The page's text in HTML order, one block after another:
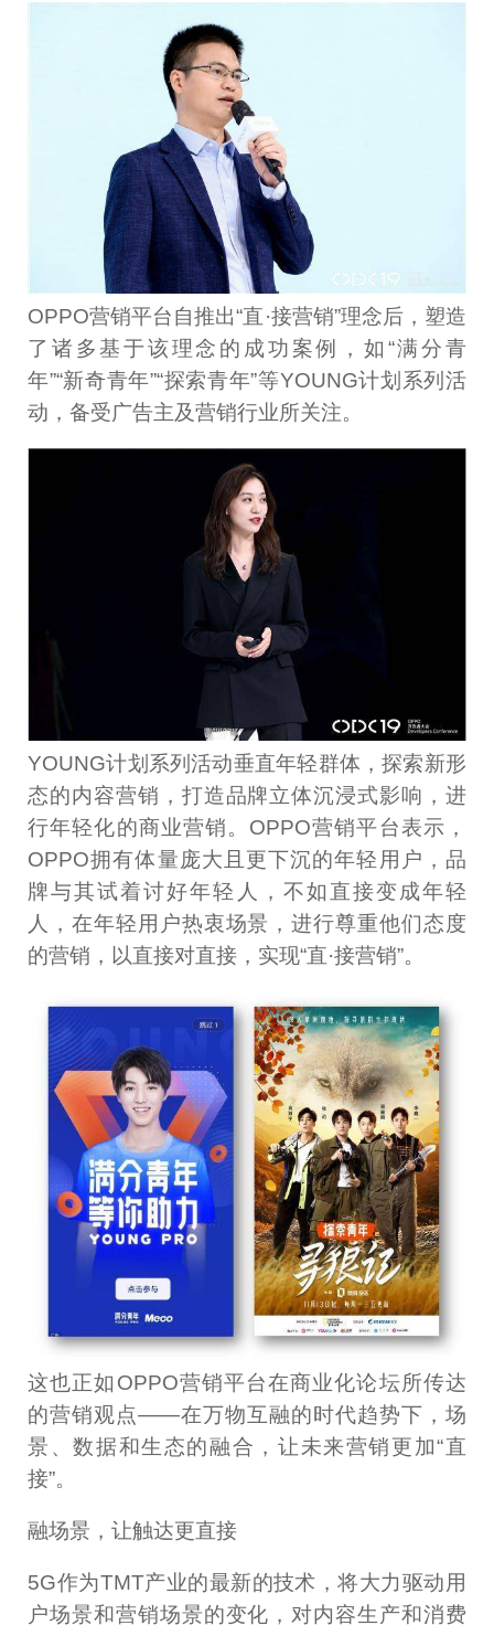
OPPO营销平台自推出“直·接营销”理念后，塑造
了诸多基于该理念的成功案例，如“满分青
年”“新奇青年”“探索青年”等YOUNG计划系列活
动，备受广告主及营销行业所关注。
YOUNG计划系列活动垂直年轻群体，探索新形
态的内容营销，打造品牌立体沉浸式影响，进
行年轻化的商业营销。OPPO营销平台表示，
OPPO拥有体量庞大且更下沉的年轻用户，品
牌与其试着讨好年轻人，不如直接变成年轻
人，在年轻用户热衷场景，进行尊重他们态度
的营销，以直接对直接，实现“直·接营销”。
这也正如OPPO营销平台在商业化论坛所传达
的营销观点——在万物互融的时代趋势下，场
景、数据和生态的融合，让未来营销更加“直
接”。
融场景，让触达更直接
5G作为TMT产业的最新的技术，将大力驱动用
户场景和营销场景的变化，对内容生产和消费